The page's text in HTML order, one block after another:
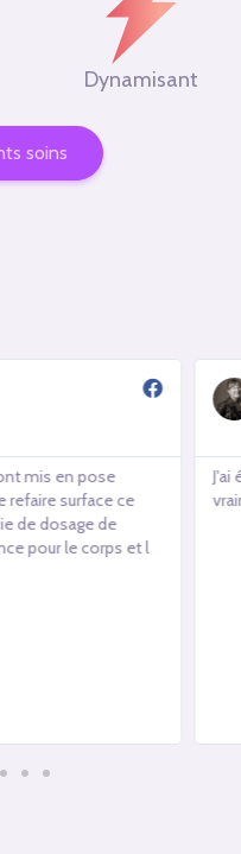
Dynamisant
soins
mis en pose
refaire surface ce
de dosage de
pour le corps et l
J'ai